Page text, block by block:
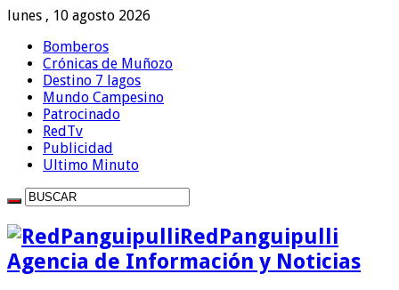
lunes , 10 agosto 2026
Bomberos
Crónicas de Muñozo
Destino 7 lagos
Mundo Campesino
Patrocinado
RedTv
Publicidad
Ultimo Minuto
RedPanguipulli
Agencia de Información y Noticias